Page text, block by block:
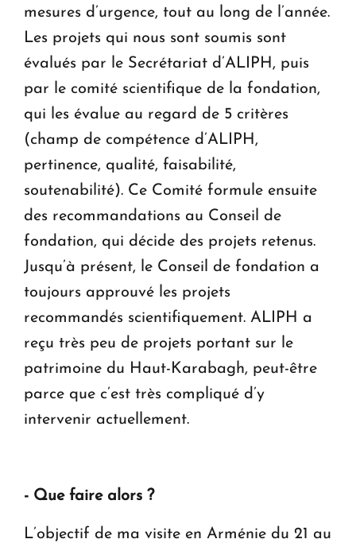
mesures d’urgence, tout au long de l’année.
Les projets qui nous sont soumis sont
évalués par le Secrétariat d’ALIPH, puis
par le comité scientifique de la fondation,
qui les évalue au regard de 5 critères
(champ de compétence d’ALIPH,
pertinence, qualité, faisabilité,
soutenabilité). Ce Comité formule ensuite
des recommandations au Conseil de
fondation, qui décide des projets retenus.
Jusqu’à présent, le Conseil de fondation a
toujours approuvé les projets
recommandés scientifiquement. ALIPH a
reçu très peu de projets portant sur le
patrimoine du Haut-Karabagh, peut-être
parce que c’est très compliqué d’y
intervenir actuellement.
- Que faire alors ?
L’objectif de ma visite en Arménie du 21 au